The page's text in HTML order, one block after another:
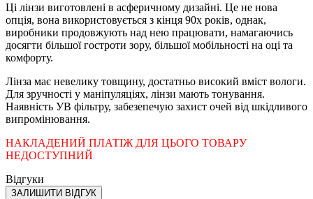
Ці лінзи виготовлені в асферичному дизайні. Це не нова
опція, вона використовується з кінця 90х років, однак,
виробники продовжують над нею працювати, намагаючись
досягти більшої гостроти зору, більшої мобільності на оці та
комфорту.
Лінза має невелику товщину, достатньо високий вміст вологи.
Для зручності у маніпуляціях, лінзи мають тонування.
Наявність УВ фільтру, забезепечую захист очей від шкідливого
випромінювання.
НАКЛАДЕНИЙ ПЛАТІЖ ДЛЯ ЦЬОГО ТОВАРУ
НЕДОСТУПНИЙ
Відгуки
ЗАЛИШИТИ ВІДГУК